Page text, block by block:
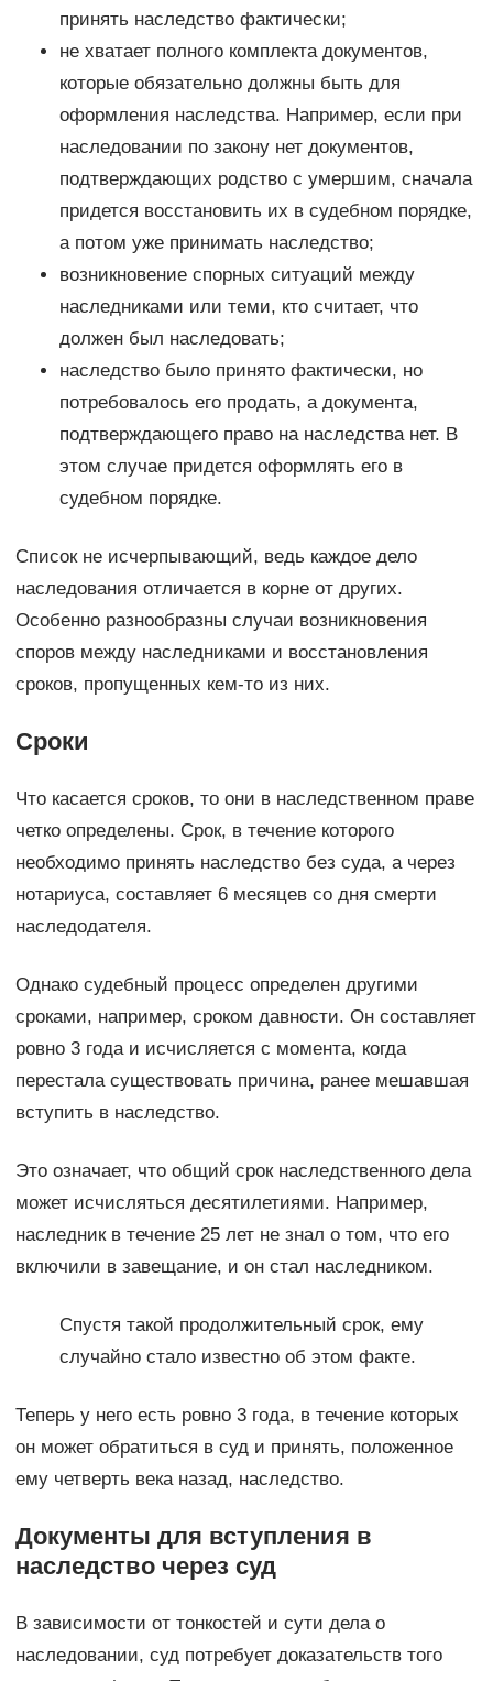
принять наследство фактически;
не хватает полного комплекта документов,
которые обязательно должны быть для
оформления наследства. Например, если при
наследовании по закону нет документов,
подтверждающих родство с умершим, сначала
придется восстановить их в судебном порядке,
а потом уже принимать наследство;
возникновение спорных ситуаций между
наследниками или теми, кто считает, что
должен был наследовать;
наследство было принято фактически, но
потребовалось его продать, а документа,
подтверждающего право на наследства нет. В
этом случае придется оформлять его в
судебном порядке.
Список не исчерпывающий, ведь каждое дело
наследования отличается в корне от других.
Особенно разнообразны случаи возникновения
споров между наследниками и восстановления
сроков, пропущенных кем-то из них.
Сроки
Что касается сроков, то они в наследственном праве
четко определены. Срок, в течение которого
необходимо принять наследство без суда, а через
нотариуса, составляет 6 месяцев со дня смерти
наследодателя.
Однако судебный процесс определен другими
сроками, например, сроком давности. Он составляет
ровно 3 года и исчисляется с момента, когда
перестала существовать причина, ранее мешавшая
вступить в наследство.
Это означает, что общий срок наследственного дела
может исчисляться десятилетиями. Например,
наследник в течение 25 лет не знал о том, что его
включили в завещание, и он стал наследником.
Спустя такой продолжительный срок, ему
случайно стало известно об этом факте.
Теперь у него есть ровно 3 года, в течение которых
он может обратиться в суд и принять, положенное
ему четверть века назад, наследство.
Документы для вступления в
наследство через суд
В зависимости от тонкостей и сути дела о
наследовании, суд потребует доказательств того